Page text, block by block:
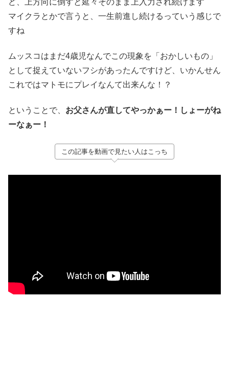
マイクラとかで言うと、一生前進し続けるっていう感じで
すね
ムッスコはまだ4歳児なんでこの現象を「おかしいもの」
として捉えていないフシがあったんですけど、いかんせん
これではマトモにプレイなんて出来んな！？
ということで、 お父さんが直してやっかぁー！しょーがね
ーなぁー！
この記事を動画で見たい人はこっち